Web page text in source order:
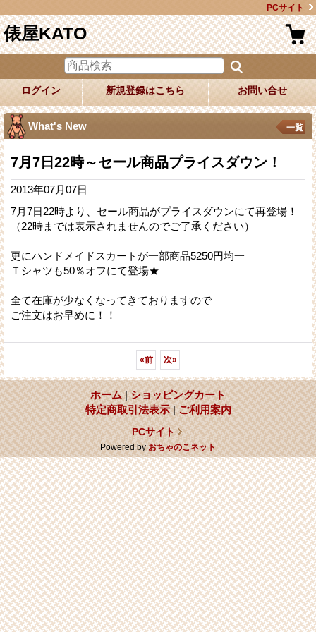
PCサイト
俵屋KATO
ログイン 新規登録はこちら お問い合せ
What's New 一覧
7月7日22時～セール商品プライスダウン！
2013年07月07日
7月7日22時より、セール商品がプライスダウンにて再登場！
（22時までは表示されませんのでご了承ください）
更にハンドメイドスカートが一部商品5250円均一
Ｔシャツも50％オフにて登場★
全て在庫が少なくなってきておりますので
ご注文はお早めに！！
«前 次»
ホーム | ショッピングカート
特定商取引法表示 | ご利用案内
PCサイト
Powered byおちゃのこネット